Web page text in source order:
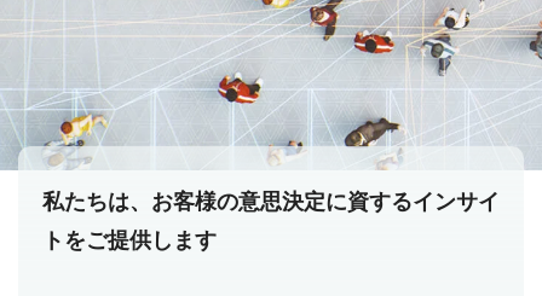
私たちは、お客様の意思決定に資するインサイ
トをご提供します